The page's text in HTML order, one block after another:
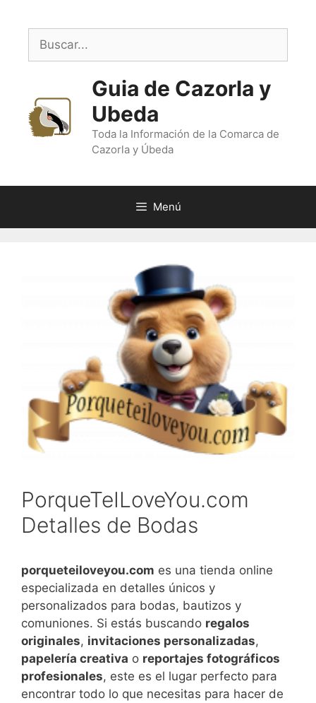
contenido
Buscar:
Guia de Cazorla y
Ubeda
Toda la Información de la Comarca de
Cazorla y Úbeda
Menú
PorqueTeILoveYou.com
Detalles de Bodas
porqueteiloveyou.com es una tienda online
especializada en detalles únicos y
personalizados para bodas, bautizos y
comuniones. Si estás buscando regalos
originales, invitaciones personalizadas,
papelería creativa o reportajes fotográficos
profesionales, este es el lugar perfecto para
encontrar todo lo que necesitas para hacer de